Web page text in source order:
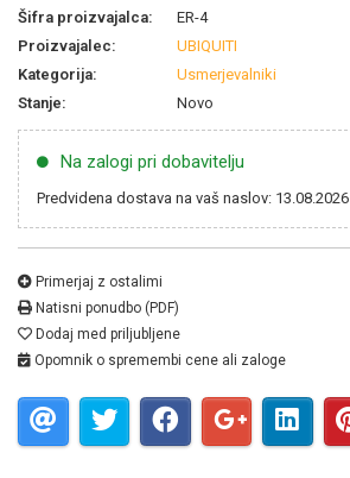
Šifra proizvajalca:
ER-4
Proizvajalec:
UBIQUITI
Kategorija:
Usmerjevalniki
Stanje:
Novo
Na zalogi pri dobavitelju
Predvidena dostava na vaš naslov: 13.08.2026
Primerjaj z ostalimi
Natisni ponudbo (PDF)
Dodaj med priljubljene
Opomnik o spremembi cene ali zaloge